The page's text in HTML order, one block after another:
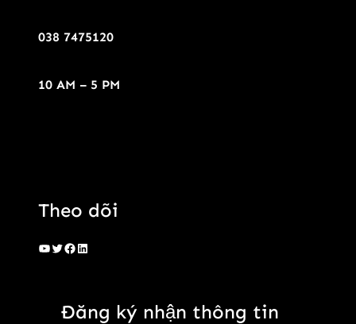
038 7475120
10 AM – 5 PM
Theo dõi
Youtube Twitter Facebook LinkedIn
Đăng ký nhận thông tin